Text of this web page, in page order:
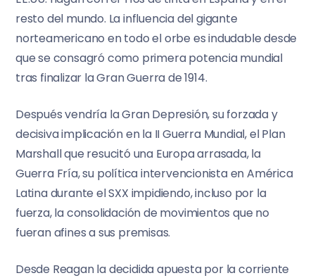
resto del mundo. La influencia del gigante
norteamericano en todo el orbe es indudable desde
que se consagró como primera potencia mundial
tras finalizar la Gran Guerra de 1914.
Después vendría la Gran Depresión, su forzada y
decisiva implicación en la II Guerra Mundial, el Plan
Marshall que resucitó una Europa arrasada, la
Guerra Fría, su política intervencionista en América
Latina durante el SXX impidiendo, incluso por la
fuerza, la consolidación de movimientos que no
fueran afines a sus premisas.
Desde Reagan la decidida apuesta por la corriente